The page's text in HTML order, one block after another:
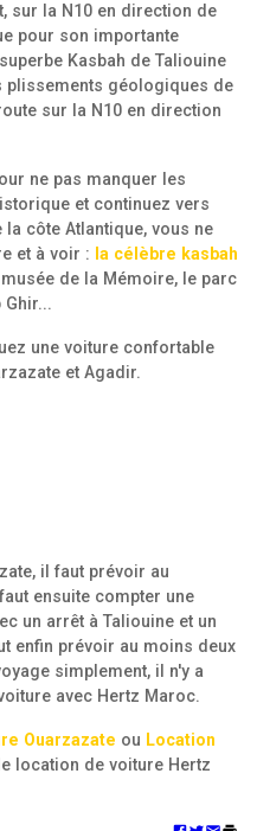
sur la N10 en direction de
pour son importante
Kasbah de Taliouine
géologiques de
sur la N10 en direction
ne pas manquer les
et continuez vers
côte Atlantique, vous ne
et à voir : la célèbre kasbah
de la Mémoire, le parc
une voiture confortable
et Agadir.
il faut prévoir au
ensuite compter une
un arrêt à Taliouine et un
enfin prévoir au moins deux
simplement, il n'y a
avec Hertz Maroc.
Ouarzazate ou Location
location de voiture Hertz